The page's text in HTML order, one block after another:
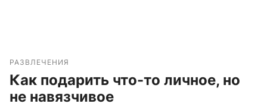
РАЗВЛЕЧЕНИЯ
Как подарить что-то личное, но
не навязчивое